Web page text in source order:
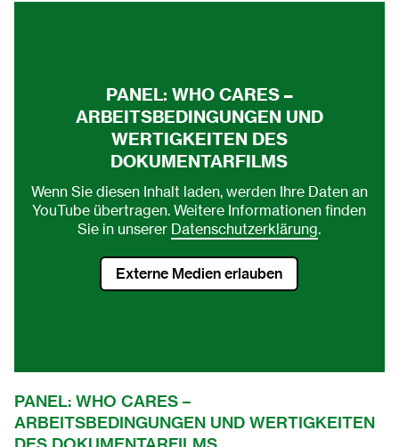
PANEL: WHO CARES –
ARBEITSBEDINGUNGEN UND
WERTIGKEITEN DES
DOKUMENTARFILMS
Wenn Sie diesen Inhalt laden, werden Ihre Daten an
YouTube übertragen. Weitere Informationen finden
Sie in unserer Datenschutzerklärung.
Externe Medien erlauben
PANEL: WHO CARES –
ARBEITSBEDINGUNGEN UND WERTIGKEITEN